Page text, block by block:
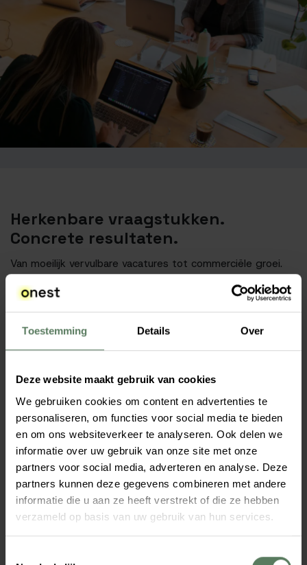
Toestemming Details Over
Deze website maakt gebruik van cookies
We gebruiken cookies om content en advertenties te
personaliseren, om functies voor social media te bieden
en om ons websiteverkeer te analyseren. Ook delen we
informatie over uw gebruik van onze site met onze
partners voor social media, adverteren en analyse. Deze
partners kunnen deze gegevens combineren met andere
informatie die u aan ze heeft verstrekt of die ze hebben
verzameld op basis van uw gebruik van hun services.
Herkenbare vraagstukken.
Concrete resultaten.
Van moeilijk vervulbare vacatures tot commerciële groei.
Ontdek hoe andere organisaties hun ambities hebben
waargemaakt.